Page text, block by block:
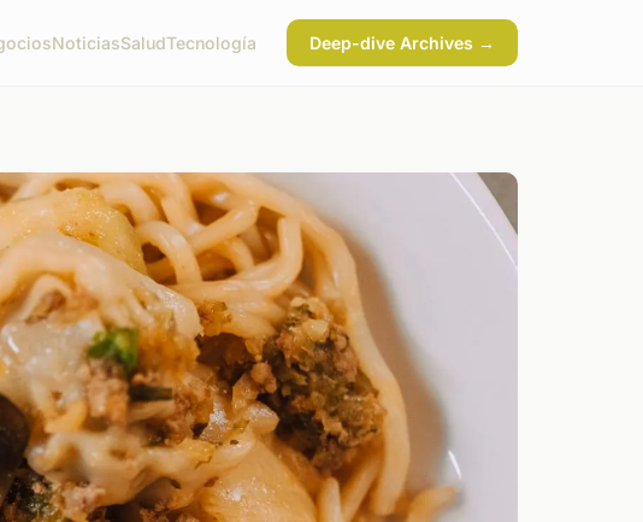
NoticiasSaludTecnología Deep-dive Archives →